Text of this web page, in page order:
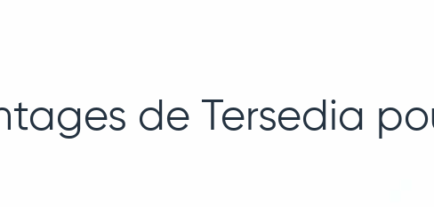
de Tersedia